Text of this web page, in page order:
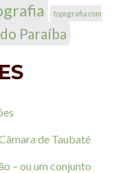
topografia com
Paraíba
de Taubaté
– ou um conjunto